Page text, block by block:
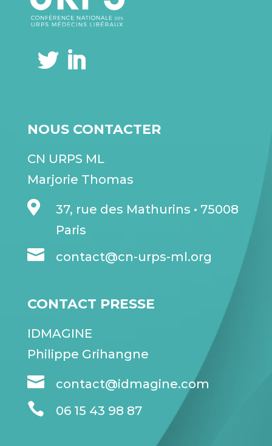
NOUS CONTACTER
CN URPS ML
Marjorie Thomas

37, rue des Mathurins • 75008
Paris
 contact@cn-urps-ml.org
CONTACT PRESSE
IDMAGINE
Philippe Grihangne
 contact@idmagine.com
 06 15 43 98 87